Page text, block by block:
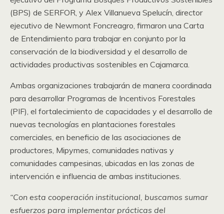
(BPS) de SERFOR, y Alex Villanueva Spelucín, director
ejecutivo de Newmont Foncreagro, firmaron una Carta
de Entendimiento para trabajar en conjunto por la
conservación de la biodiversidad y el desarrollo de
actividades productivas sostenibles en Cajamarca.
Ambas organizaciones trabajarán de manera coordinada
para desarrollar Programas de Incentivos Forestales
(PIF), el fortalecimiento de capacidades y el desarrollo de
nuevas tecnologías en plantaciones forestales
comerciales, en beneficio de las asociaciones de
productores, Mipymes, comunidades nativas y
comunidades campesinas, ubicadas en las zonas de
intervención e influencia de ambas instituciones.
“Con esta cooperación institucional, buscamos sumar
esfuerzos para implementar prácticas del